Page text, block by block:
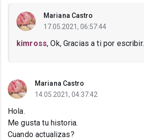
Mariana Castro
17.05.2021, 06:57:44
kimross, Ok, Gracias a ti por escribir.
Mariana Castro
14.05.2021, 04:37:42
Hola.
Me gusta tu historia.
Cuando actualizas?